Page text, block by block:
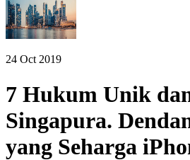
24 Oct 2019
7 Hukum Unik
Singapura.
yang Seharga